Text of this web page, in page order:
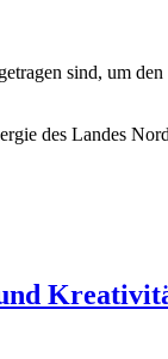
sind, um
des Landes